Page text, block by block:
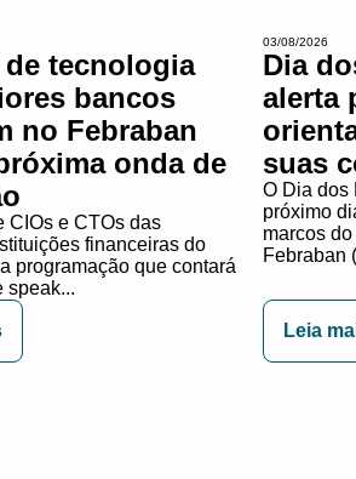
tecnologia
bancos
no Febraban
onda de
CIOs e CTOs das
financeiras do
programação que contará
speak...
03/08/2026
Dia
alerta
suas
O Dia dos
próximo
marcos
Febraban
Leia